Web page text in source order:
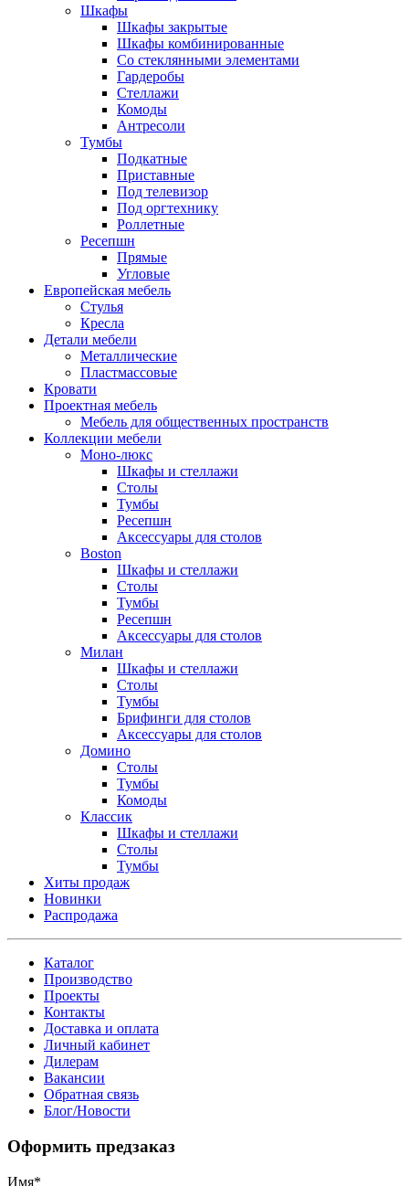
Шкафы
Шкафы закрытые
Шкафы комбинированные
Со стеклянными элементами
Гардеробы
Стеллажи
Комоды
Антресоли
Тумбы
Подкатные
Приставные
Под телевизор
Под оргтехнику
Роллетные
Ресепшн
Прямые
Угловые
Европейская мебель
Стулья
Кресла
Детали мебели
Металлические
Пластмассовые
Кровати
Проектная мебель
Мебель для общественных пространств
Коллекции мебели
Моно-люкс
Шкафы и стеллажи
Столы
Тумбы
Ресепшн
Аксессуары для столов
Boston
Шкафы и стеллажи
Столы
Тумбы
Ресепшн
Аксессуары для столов
Милан
Шкафы и стеллажи
Столы
Тумбы
Брифинги для столов
Аксессуары для столов
Домино
Столы
Тумбы
Комоды
Классик
Шкафы и стеллажи
Столы
Тумбы
Хиты продаж
Новинки
Распродажа
Каталог
Производство
Проекты
Контакты
Доставка и оплата
Личный кабинет
Дилерам
Вакансии
Обратная связь
Блог/Новости
Оформить предзаказ
Имя*